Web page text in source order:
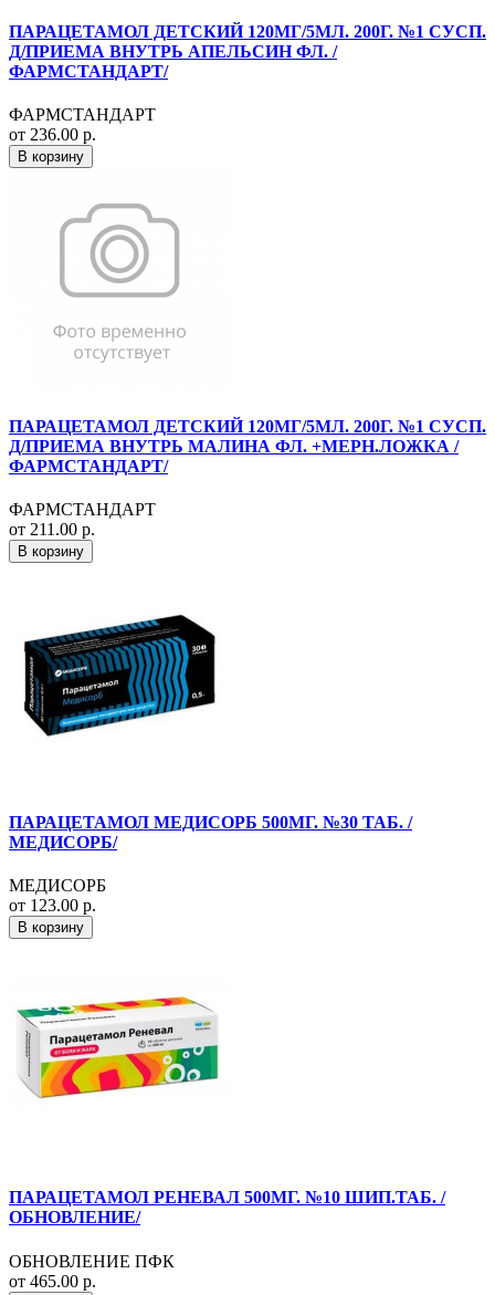
ПАРАЦЕТАМОЛ ДЕТСКИЙ 120МГ/5МЛ. 200Г. №1 СУСП.
Д/ПРИЕМА ВНУТРЬ АПЕЛЬСИН ФЛ. /
ФАРМСТАНДАРТ/
ФАРМСТАНДАРТ
от 236.00 р.
В корзину
ПАРАЦЕТАМОЛ ДЕТСКИЙ 120МГ/5МЛ. 200Г. №1 СУСП.
Д/ПРИЕМА ВНУТРЬ МАЛИНА ФЛ. +МЕРН.ЛОЖКА /
ФАРМСТАНДАРТ/
ФАРМСТАНДАРТ
от 211.00 р.
В корзину
ПАРАЦЕТАМОЛ МЕДИСОРБ 500МГ. №30 ТАБ. /
МЕДИСОРБ/
МЕДИСОРБ
от 123.00 р.
В корзину
ПАРАЦЕТАМОЛ РЕНЕВАЛ 500МГ. №10 ШИП.ТАБ. /
ОБНОВЛЕНИЕ/
ОБНОВЛЕНИЕ ПФК
от 465.00 р.